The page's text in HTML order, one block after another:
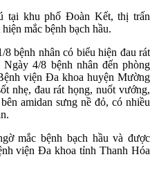
tại khu phố Đoàn Kết, thị trấn
mắc bệnh bạch hầu.
bệnh nhân có biểu hiện đau rát
4/8 bệnh nhân đến phòng
viện Đa khoa huyện Mường
nhẹ, đau rát họng, nuốt vướng,
amidan sưng nề đỏ, có nhiều
mắc bệnh bạch hầu và được
viện Đa khoa tỉnh Thanh Hóa